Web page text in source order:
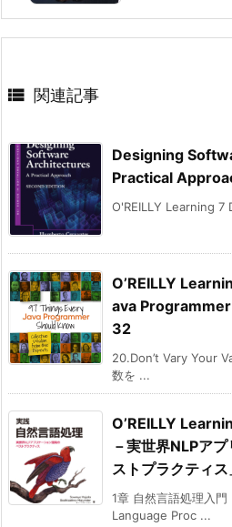
 関連記事
Designing
Practical
O'REILLY Learning
O’REILLY
ava
32
20.Don’t Vary Your
数を ...
O’REILLY
－実世界NLPア
ストプラクティス
1章 自然言語処理入
Language Proc ...